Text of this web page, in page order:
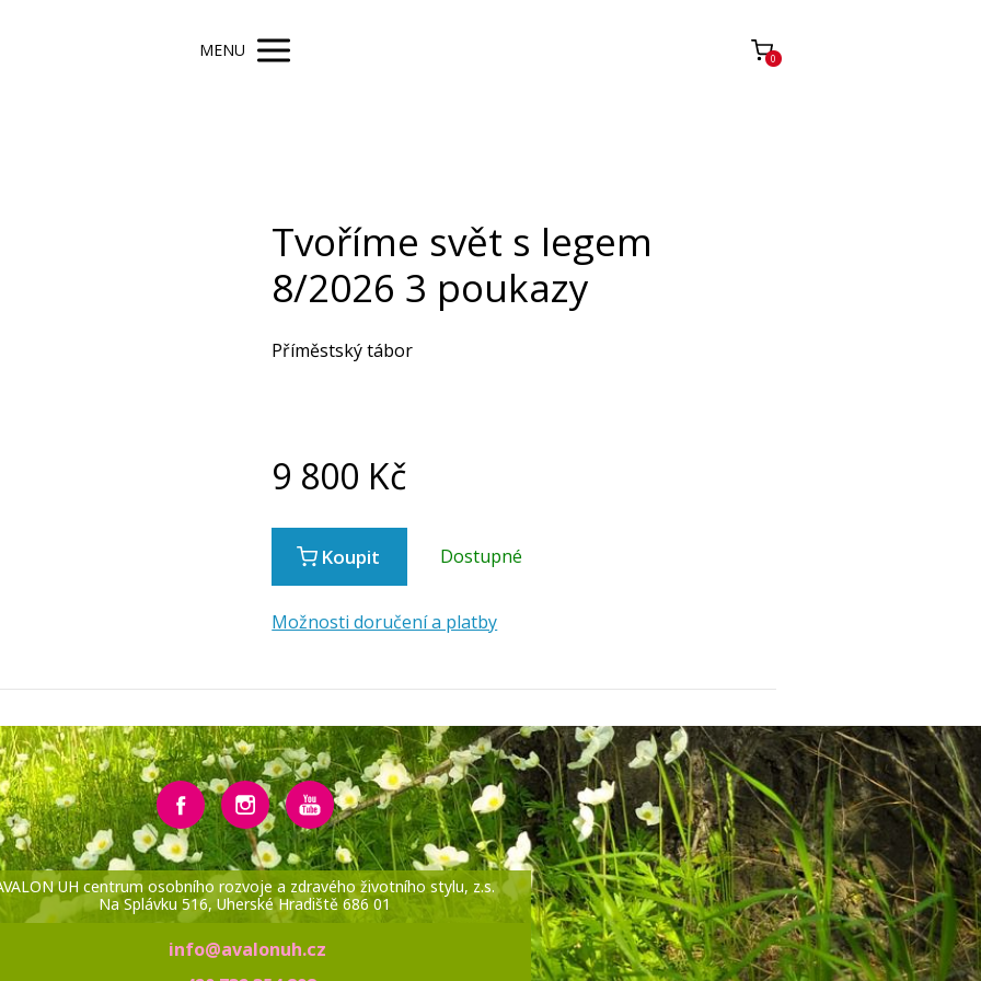
MENU 0
Tvoříme svět s legem
8/2026 3 poukazy
Příměstský tábor
9 800 Kč
Koupit Dostupné
Možnosti doručení a platby
UH centrum osobního rozvoje a zdravého životního stylu, z.s.
Na Splávku 516, Uherské Hradiště 686 01
info@avalonuh.cz